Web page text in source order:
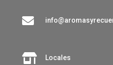

 Locales